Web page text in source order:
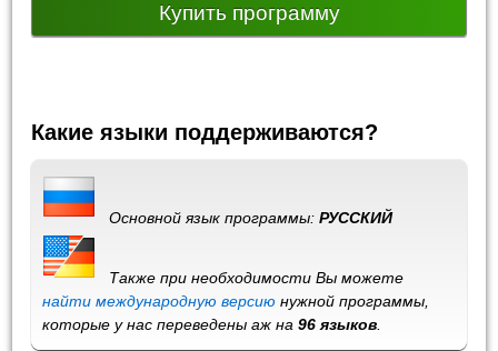
Купить программу
Какие языки поддерживаются?
Основной язык программы:РУССКИЙ
Также при необходимости Вы можете
найти международную версию нужной программы,
которые у нас переведены аж на96 языков